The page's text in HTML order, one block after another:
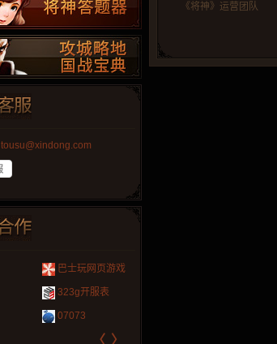
tousu@xindong.com
巴士玩网页游戏
323g开服表
07073
〈 〉
《将神》运营团队